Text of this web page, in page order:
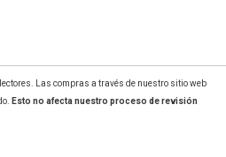
Las compras a través de nuestro sitio web
Esto no afecta nuestro proceso de revisión